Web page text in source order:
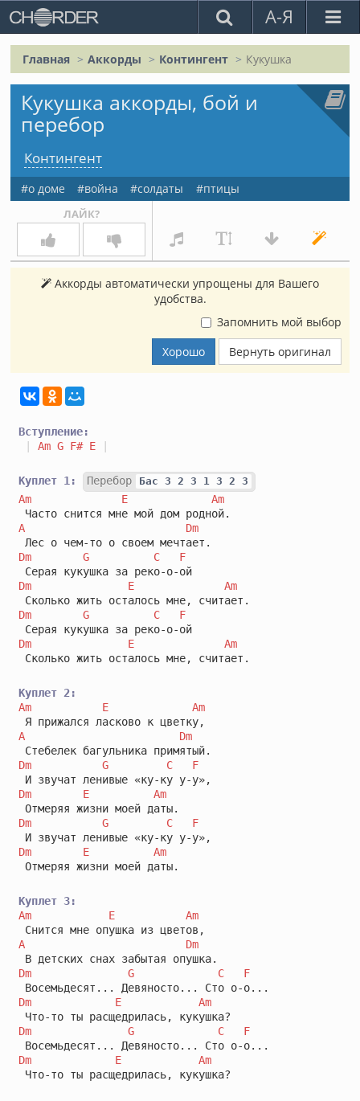
А-Я
Главная Аккорды Контингент Кукушка
Кукушка аккорды, бой и
перебор
Контингент
о доме война солдаты птицы
ЛАЙК?
Аккорды автоматически упрощены для Вашего
удобства.
Запомнить мой выбор
Хорошо
Вернуть оригинал
Вступление:
Am G F# E
Куплет 1: Перебор Бас 3 2 3 1 3 2 3
Am E
Am
A
Dm
Dm
G C
F
Серая кукушка за реко-о-ой
Dm
E
Am
Dm
G C
F
Серая кукушка за реко-о-ой
Dm
E
Am
Сколько жить осталось мне, считает.
Куплет 2:
Am
E
Am
A
Dm
Dm
G C
F
Dm
E
Am
Dm
G C
F
Dm
E
Am
Отмеряя жизни моей даты.
Куплет 3:
Am
E
Am
A
Dm
Dm
G C
F
Dm
E
Am
Dm
G C
F
Dm
E
Am
Что-то ты расщедрилась, кукушка?